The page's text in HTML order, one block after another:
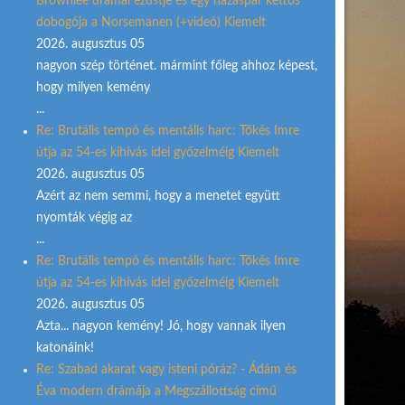
dobogója a Norsemanen (+videó) Kiemelt
2026. augusztus 05
nagyon szép történet. mármint főleg ahhoz képest,
hogy milyen kemény
...
Re: Brutális tempó és mentális harc: Tőkés Imre
útja az 54-es kihívás idei győzelméig Kiemelt
2026. augusztus 05
Azért az nem semmi, hogy a menetet együtt
nyomták végig az
...
Re: Brutális tempó és mentális harc: Tőkés Imre
útja az 54-es kihívás idei győzelméig Kiemelt
2026. augusztus 05
Azta... nagyon kemény! Jó, hogy vannak ilyen
katonáink!
Re: Szabad akarat vagy isteni póráz? - Ádám és
Éva modern drámája a Megszállottság című